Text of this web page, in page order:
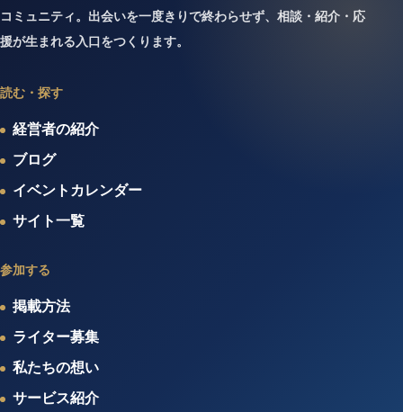
コミュニティ。出会いを一度きりで終わらせず、相談・紹介・応
援が生まれる入口をつくります。
読む・探す
経営者の紹介
ブログ
イベントカレンダー
サイト一覧
参加する
掲載方法
ライター募集
私たちの想い
サービス紹介